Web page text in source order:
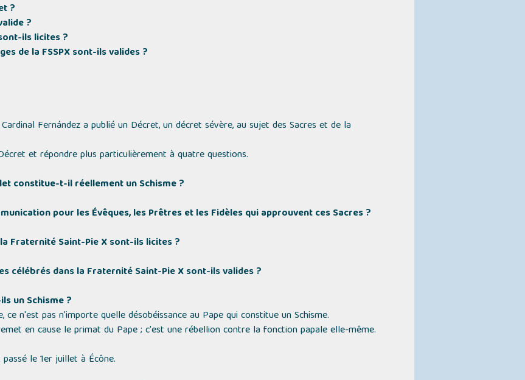
?
?
ils licites ?
de la FSSPX sont-ils valides ?
Fernández a publié un Décret, un décret sévère, au sujet des Sacres et de la
et répondre plus particulièrement à quatre questions.
constitue-t-il réellement un Schisme ?
pour les Évêques, les Prêtres et les Fidèles qui approuvent ces Sacres ?
Fraternité Saint-Pie X sont-ils licites ?
célébrés dans la Fraternité Saint-Pie X sont-ils valides ?
un Schisme ?
n'est pas n'importe quelle désobéissance au Pape qui constitue un Schisme.
en cause le primat du Pape ; c'est une rébellion contre la fonction papale elle-même.
le 1er juillet à Écône.